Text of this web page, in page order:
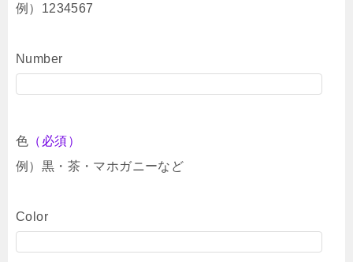
例）1234567
Number
色 （必須）
例）黒・茶・マホガニーなど
Color